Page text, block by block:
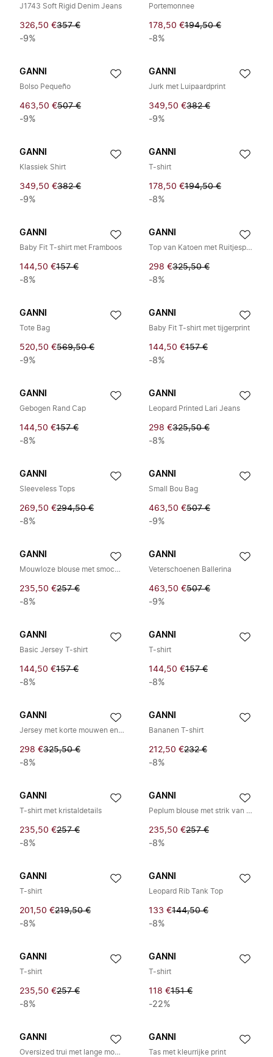
J1743 Soft Rigid Denim Jeans
326,50 €357 €
-9%
Portemonnee
178,50 €194,50 €
-8%
GANNI
Bolso Pequeño
463,50 €507 €
-9%
GANNI
Jurk met Luipaardprint
349,50 €382 €
-9%
GANNI
Klassiek Shirt
349,50 €382 €
-9%
GANNI
T-shirt
178,50 €194,50 €
-8%
GANNI
Baby Fit T-shirt met Framboos
144,50 €157 €
-8%
GANNI
Top van Katoen met Ruitjesprint
298 €325,50 €
-8%
GANNI
Tote Bag
520,50 €569,50 €
-9%
GANNI
Baby Fit T-shirt met tijgerprint
144,50 €157 €
-8%
GANNI
Gebogen Rand Cap
144,50 €157 €
-8%
GANNI
Leopard Printed Lari Jeans
298 €325,50 €
-8%
GANNI
Sleeveless Tops
269,50 €294,50 €
-8%
GANNI
Small Bou Bag
463,50 €507 €
-9%
GANNI
Mouwloze blouse met smockdetails
235,50 €257 €
-8%
GANNI
Veterschoenen Ballerina
463,50 €507 €
-9%
GANNI
Basic Jersey T-shirt
144,50 €157 €
-8%
GANNI
T-shirt
144,50 €157 €
-8%
GANNI
Jersey met korte mouwen en ronde hals, open rug
298 €325,50 €
-8%
GANNI
Bananen T-shirt
212,50 €232 €
-8%
GANNI
T-shirt met kristaldetails
235,50 €257 €
-8%
GANNI
Peplum blouse met strik van popeline
235,50 €257 €
-8%
GANNI
T-shirt
201,50 €219,50 €
-8%
GANNI
Leopard Rib Tank Top
133 €144,50 €
-8%
GANNI
T-shirt
235,50 €257 €
-8%
GANNI
T-shirt
118 €151 €
-22%
GANNI
Oversized trui met lange mouwen
GANNI
Tas met kleurrijke print